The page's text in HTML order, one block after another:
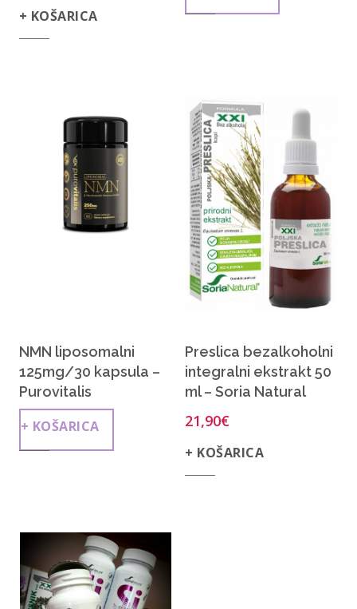
+ KOŠARICA
NMN liposomalni
125mg/30 kapsula –
Purovitalis
+ KOŠARICA
Preslica bezalkoholni
integralni ekstrakt 50
ml – Soria Natural
21,90€
+ KOŠARICA